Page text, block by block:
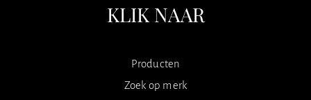
KLIK NAAR
Producten
Zoek op merk